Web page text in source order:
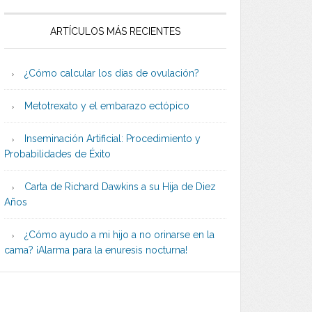
ARTÍCULOS MÁS RECIENTES
¿Cómo calcular los días de ovulación?
Metotrexato y el embarazo ectópico
Inseminación Artificial: Procedimiento y
Probabilidades de Éxito
Carta de Richard Dawkins a su Hija de Diez
Años
¿Cómo ayudo a mi hijo a no orinarse en la
cama? ¡Alarma para la enuresis nocturna!